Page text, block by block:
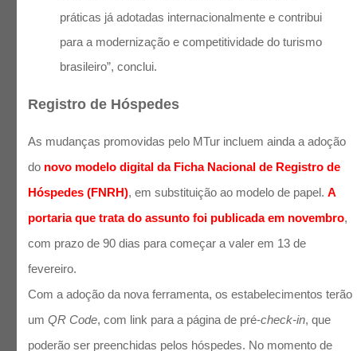
práticas já adotadas internacionalmente e contribui
para a modernização e competitividade do turismo
brasileiro”, conclui.
Registro de Hóspedes
As mudanças promovidas pelo MTur incluem ainda a adoção
do novo modelo digital da Ficha Nacional de Registro de
Hóspedes (FNRH), em substituição ao modelo de papel.A
portaria que trata do assunto foi publicada em novembro,
com prazo de 90 dias para começar a valer em 13 de
fevereiro.
Com a adoção da nova ferramenta, os estabelecimentos terão
umQR Code, com link para a página de pré-check-in, que
poderão ser preenchidas pelos hóspedes. No momento de